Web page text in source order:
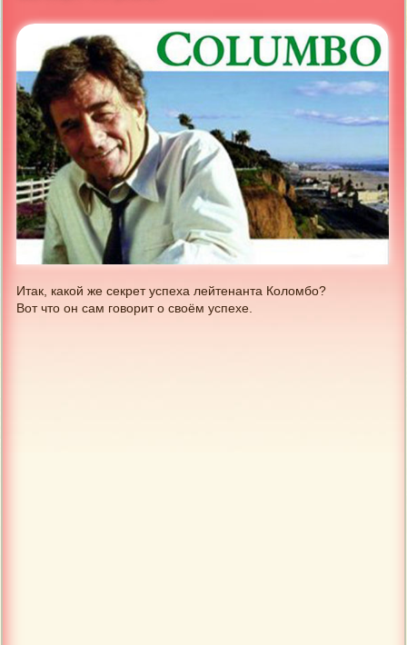
Итак, какой же секрет успеха лейтенанта Коломбо?
Вот что он сам говорит о своём успехе.